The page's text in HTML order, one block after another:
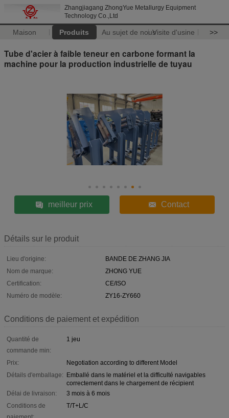
Zhangjiagang ZhongYue Metallurgy Equipment
Technology Co.,Ltd
Maison Produits Au sujet de nousVisite d'usine >>
Tube d'acier à faible teneur en carbone formant la
machine pour la production industrielle de tuyau
meilleur prix Contact
Détails sur le produit
Lieu d'origine:
BANDE DE ZHANG JIA
Nom de marque:
ZHONG YUE
Certification:
CE/ISO
Numéro de modèle:
ZY16-ZY660
Conditions de paiement et expédition
Quantité de
commande min:
1 jeu
Prix:
Negotiation according to different Model
Détails d'emballage: Emballé dans le matériel et la difficulté navigables
correctement dans le chargement de récipient
Délai de livraison:
3 mois à 6 mois
Conditions de
T/T+L/C